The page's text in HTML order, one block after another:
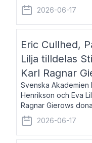
Stenroth och Svante
född 1981, är poet
2026-06-17
Eric Cullhed,
Lilja tilldelas
Karl Ragnar
Svenska Akademien
Henrikson och Eva
Ragnar Gierows
Stipendiebeloppet
Cullhed, född 1985,
2026-06-17